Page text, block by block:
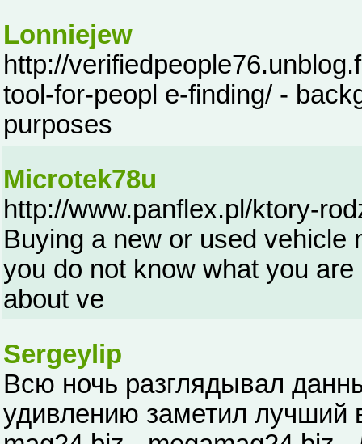
Lonniejew
http://
tool-for-peopl e-finding/ -
purposes
Microtek78u
http://www.panflex.pl/ktory-
Buying a new or used vehicle
you do not know what you
about ve
Sergeylip
Всю ночь разглядывал
удивлению заметил лучший